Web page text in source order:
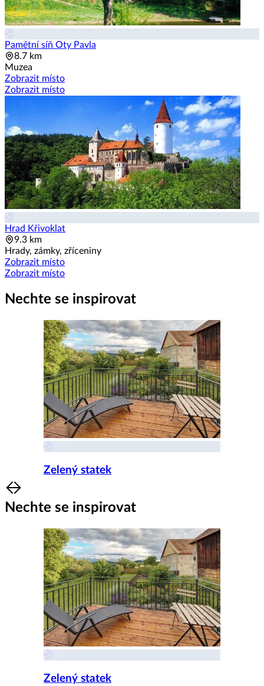
Pamětní síň Oty Pavla
8.7 km
Muzea
Zobrazit místo
Zobrazit místo
Hrad Křivoklat
9.3 km
Hrady, zámky, zříceniny
Zobrazit místo
Zobrazit místo
Nechte se inspirovat
Zelený statek
Item
1
of
Nechte se inspirovat
Zelený statek